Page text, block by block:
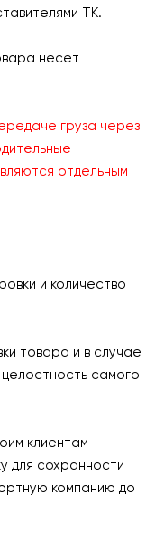
ТК.
несет
груза через
отдельным
и количество
товара и в случае
самого
клиентам
для сохранности
компанию до